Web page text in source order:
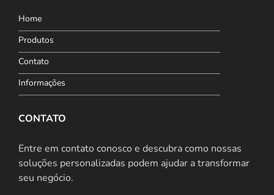
Home
Produtos
Contato
Informações
CONTATO
Entre em contato conosco e descubra como nossas
soluções personalizadas podem ajudar a transformar
seu negócio.